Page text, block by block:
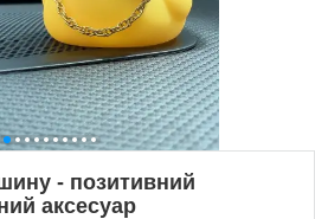
- позитивний
аксесуар